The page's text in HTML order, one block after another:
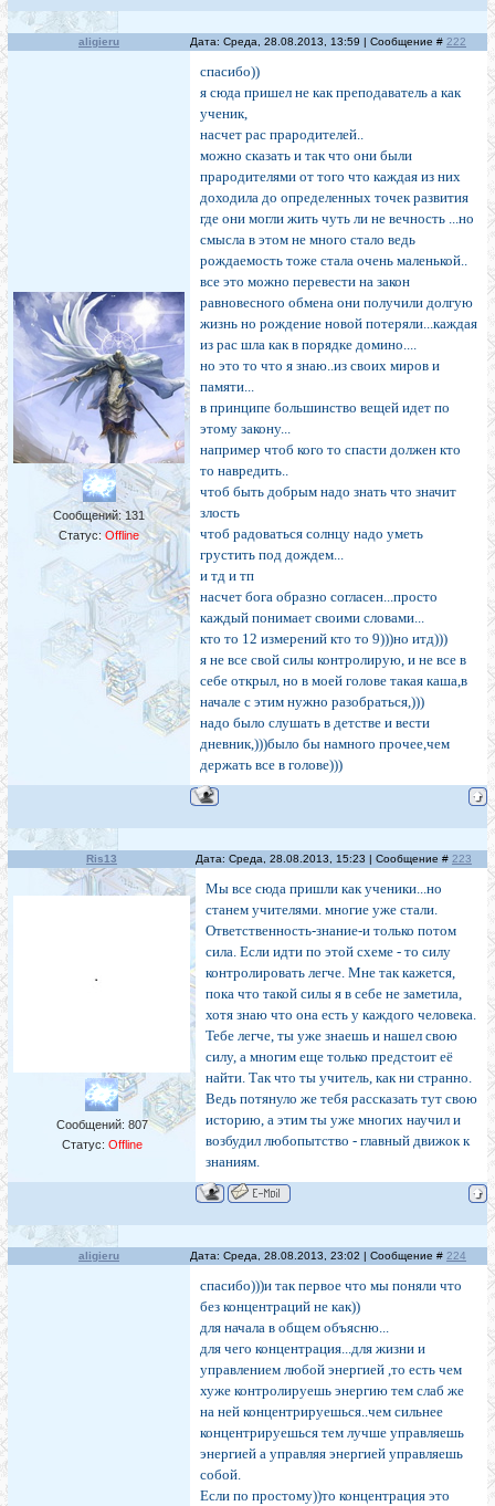
aligieru Дата: Среда, 28.08.2013, 13:59 | Сообщение # 222
Сообщений:131
Статус: Offline
спасибо))
я сюда пришел не как преподаватель а как
ученик,
насчет рас прародителей..
можно сказать и так что они были
прародителями от того что каждая из них
доходила до определенных точек развития
где они могли жить чуть ли не вечность ...но
смысла в этом не много стало ведь
рождаемость тоже стала очень маленькой..
все это можно перевести на закон
равновесного обмена они получили долгую
жизнь но рождение новой потеряли...каждая
из рас шла как в порядке домино....
но это то что я знаю..из своих миров и
памяти...
в принципе большинство вещей идет по
этому закону...
например чтоб кого то спасти должен кто
то навредить..
чтоб быть добрым надо знать что значит
злость
чтоб радоваться солнцу надо уметь
грустить под дождем...
и тд и тп
насчет бога образно согласен...просто
каждый понимает своими словами...
кто то 12 измерений кто то 9)))но итд)))
я не все свой силы контролирую, и не все в
себе открыл, но в моей голове такая каша,в
начале с этим нужно разобраться,)))
надо было слушать в детстве и вести
дневник,)))было бы намного прочее,чем
держать все в голове)))
Ris13 Дата: Среда, 28.08.2013, 15:23 | Сообщение # 223
Сообщений: 807
Статус: Offline
Мы все сюда пришли как ученики...но
станем учителями. многие уже стали.
Ответственность-знание-и только потом
сила. Если идти по этой схеме - то силу
контролировать легче. Мне так кажется,
пока что такой силы я в себе не заметила,
хотя знаю что она есть у каждого человека.
Тебе легче, ты уже знаешь и нашел свою
силу, а многим еще только предстоит её
найти. Так что ты учитель, как ни странно.
Ведь потянуло же тебя рассказать тут свою
историю, а этим ты уже многих научил и
возбудил любопытство - главный движок к
знаниям.
aligieru Дата: Среда, 28.08.2013, 23:02 | Сообщение # 224
спасибо)))и так первое что мы поняли что
без концентраций не как))
для начала в общем объясню...
для чего концентрация...для жизни и
управлением любой энергией ,то есть чем
хуже контролируешь энергию тем слаб же
на ней концентрируешься..чем сильнее
концентрируешься тем лучше управляешь
энергией а управляя энергией управляешь
собой.
Если по простому))то концентрация это